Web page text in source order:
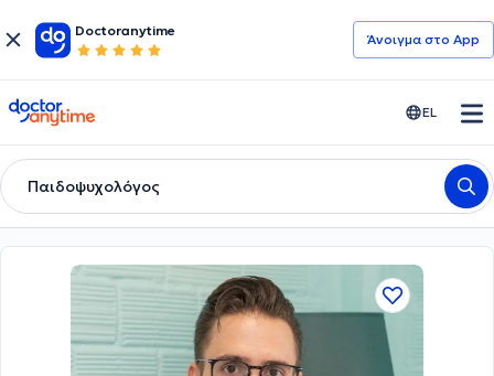
Doctoranytime
Άνοιγμα στο App
doctoranytime EL
Παιδοψυχολόγος